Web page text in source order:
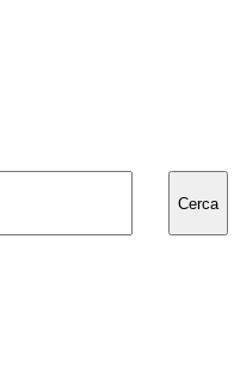
Cerca